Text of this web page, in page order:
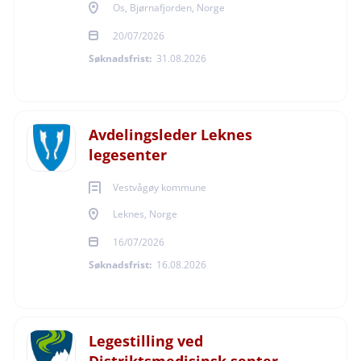
Os, Bjørnafjorden, Norge
20/07/2026
Søknadsfrist: 31.08.2026
Avdelingsleder Leknes
legesenter
Vestvågøy kommune
Leknes, Norge
16/07/2026
Søknadsfrist: 16.08.2026
Legestilling ved
Hegnasletta 5, 3217 Sandefjord.
Sentrumsnært på Kilen i Sandefjord, gangavstand til
sentrum, enkel adkomst med bil og buss.
Journalsystem: Infodoc
mulighet for forlengelse ved
Solvang legesenter- Skiringssalveien 24, 3208
Legesenteret er et 4-legesenter og ligger bare 5 min
gange fra tog og buss-stasjon.